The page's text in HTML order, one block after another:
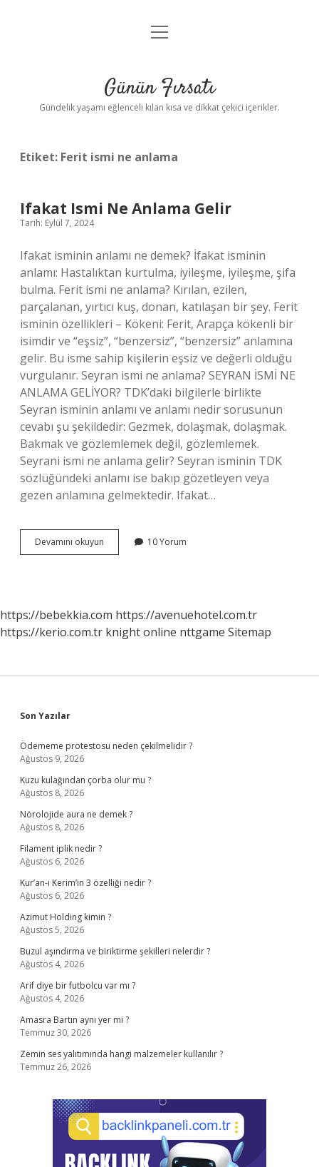
Anasayfa
Yasal Uyarı
menüyü
Günün Fırsatı
Gündelik yaşamı eğlenceli kılan kısa ve dikkat çekici içerikler.
Etiket: Ferit ismi ne anlama
Ifakat Ismi Ne Anlama Gelir
Tarih: Eylül 7, 2024
Ifakat isminin anlamı ne demek? İfakat isminin
anlamı: Hastalıktan kurtulma, iyileşme, iyileşme, şifa
bulma. Ferit ismi ne anlama? Kırılan, ezilen,
parçalanan, yırtıcı kuş, donan, katılaşan bir şey. Ferit
isminin özellikleri – Kökeni: Ferit, Arapça kökenli bir
isimdir ve “eşsiz”, “benzersiz”, “benzersiz” anlamına
gelir. Bu isme sahip kişilerin eşsiz ve değerli olduğu
vurgulanır. Seyran ismi ne anlama? SEYRAN İSMİ NE
ANLAMA GELİYOR? TDK’daki bilgilerle birlikte
Seyran isminin anlamı ve anlamı nedir sorusunun
cevabı şu şekildedir: Gezmek, dolaşmak, dolaşmak.
Bakmak ve gözlemlemek değil, gözlemlemek.
Seyrani ismi ne anlama gelir? Seyran isminin TDK
sözlüğündeki anlamı ise bakıp gözetleyen veya
gezen anlamına gelmektedir. Ifakat…
Devamını okuyun
Ismi
10 Yorum
https://bebekkia.com https://avenuehotel.com.tr
https://kerio.com.tr knight online nttgame Sitemap
Sidebar
Son Yazılar
Ödememe protestosu neden çekilmelidir ?
Ağustos 9, 2026
Kuzu kulağından çorba olur mu ?
Ağustos 8, 2026
Nörolojide aura ne demek ?
Ağustos 8, 2026
Filament iplik nedir ?
Ağustos 6, 2026
Kur’an-ı Kerim’in 3 özelliği nedir ?
Ağustos 6, 2026
Azimut Holding kimin ?
Ağustos 5, 2026
Buzul aşındırma ve biriktirme şekilleri nelerdir ?
Ağustos 4, 2026
Arif diye bir futbolcu var mı ?
Ağustos 4, 2026
Amasra Bartın aynı yer mi ?
Temmuz 30, 2026
Zemin ses yalıtımında hangi malzemeler kullanılır ?
Temmuz 26, 2026